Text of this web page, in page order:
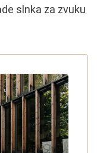
slnka za zvuku